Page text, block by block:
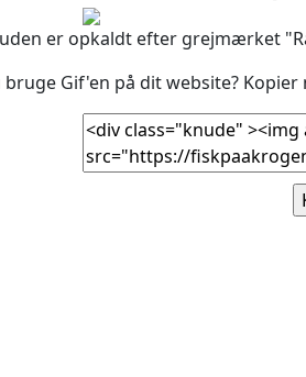
er opkaldt efter grejmærket
bruge Gif'en på dit website?